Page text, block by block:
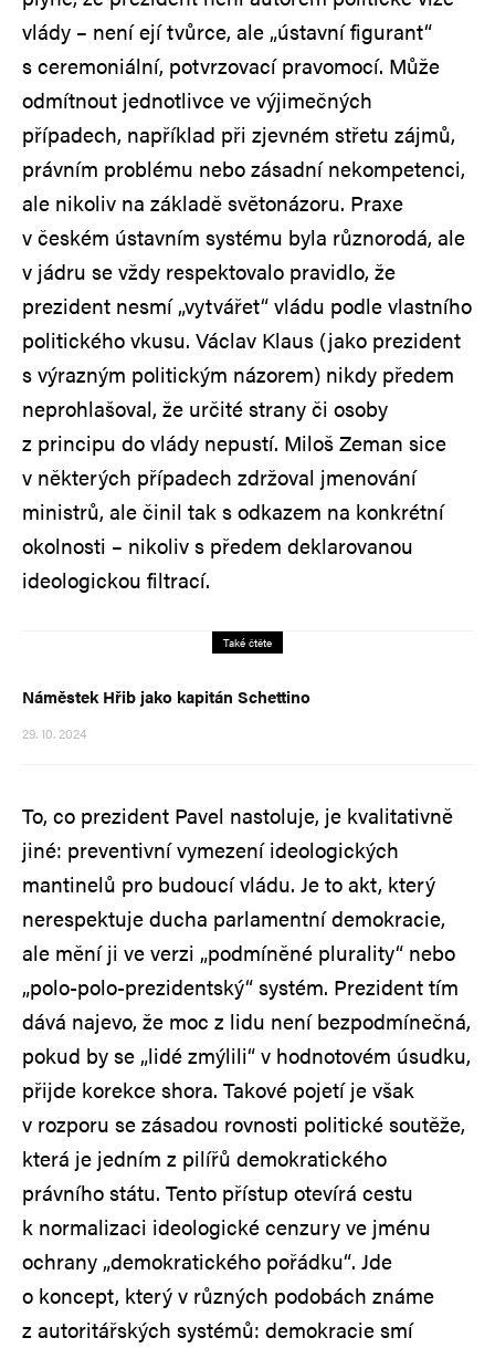
vlády – není ejí tvůrce, ale „ústavní figurant“
s ceremoniální, potvrzovací pravomocí. Může
odmítnout jednotlivce ve výjimečných
případech, například při zjevném střetu zájmů,
právním problému nebo zásadní nekompetenci,
ale nikoliv na základě světonázoru. Praxe
v českém ústavním systému byla různorodá, ale
v jádru se vždy respektovalo pravidlo, že
prezident nesmí „vytvářet“ vládu podle vlastního
politického vkusu. Václav Klaus (jako prezident
s výrazným politickým názorem) nikdy předem
neprohlašoval, že určité strany či osoby
z principu do vlády nepustí. Miloš Zeman sice
v některých případech zdržoval jmenování
ministrů, ale činil tak s odkazem na konkrétní
okolnosti – nikoliv s předem deklarovanou
ideologickou filtrací.
Také čtěte
Náměstek Hřib jako kapitán Schettino
29. 10. 2024
To, co prezident Pavel nastoluje, je kvalitativně
jiné: preventivní vymezení ideologických
mantinelů pro budoucí vládu. Je to akt, který
nerespektuje ducha parlamentní demokracie,
ale mění ji ve verzi „podmíněné plurality“ nebo
„polo-polo-prezidentský“ systém. Prezident tím
dává najevo, že moc z lidu není bezpodmínečná,
pokud by se „lidé zmýlili“ v hodnotovém úsudku,
přijde korekce shora. Takové pojetí je však
v rozporu se zásadou rovnosti politické soutěže,
která je jedním z pilířů demokratického
právního státu. Tento přístup otevírá cestu
k normalizaci ideologické cenzury ve jménu
ochrany „demokratického pořádku“. Jde
o koncept, který v různých podobách známe
z autoritářských systémů: demokracie smí